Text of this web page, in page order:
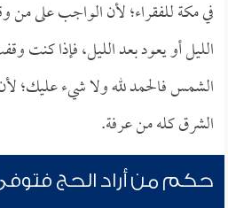
في مكة للفقراء؛ لأن الواجب على من
الليل أو يعود بعد الليل، فإذا كنت
الشمس فالحمد لله ولا شيء عليك؛
الشرق كله من عرفة.
حكم من أراد الحج